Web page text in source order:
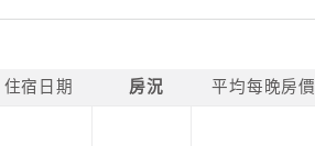
住宿日期 房況 平均每晚房價